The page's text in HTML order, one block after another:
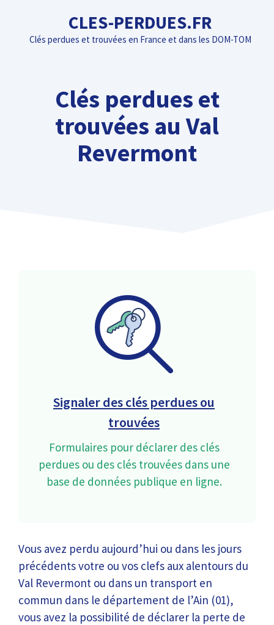
contenu
CLES-PERDUES.FR
Clés perdues et trouvées en France et dans les DOM-TOM
Clés perdues et
trouvées au Val
Revermont
Signaler des clés perdues ou
trouvées
Formulaires pour déclarer des clés
perdues ou des clés trouvées dans une
base de données publique en ligne.
Vous avez perdu aujourd’hui ou dans les jours
précédents votre ou vos clefs aux alentours du
Val Revermont ou dans un transport en
commun dans le département de l’Ain (01),
vous avez la possibilité de déclarer la perte de